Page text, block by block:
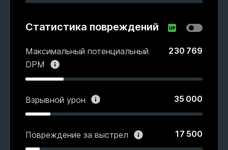
Статистика повреждений
Максимальный потенциальный
DPM
230 769
Взрывной урон 35 000
Повреждение за выстрел 17 500